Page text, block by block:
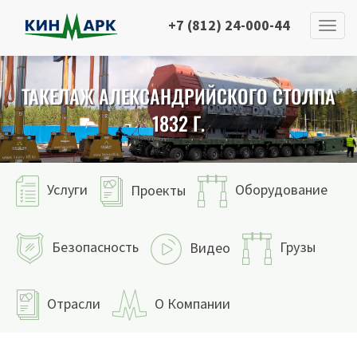
+7 (812) 24-000-44
ТАКЕЛАЖ АЛЕКСАНДРИЙСКОГО СТОЛПА
1832 Г.
Услуги Проекты Оборудование
Безопасность Видео Грузы
Отрасли О Компании